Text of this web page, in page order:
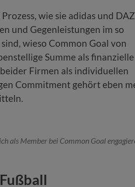
wie sie adidas und
und Gegenleistungen im so
wieso Common Goal von
Summe als finanzielle
Firmen als individuellen
Commitment gehört eben
als Member bei Common Goal